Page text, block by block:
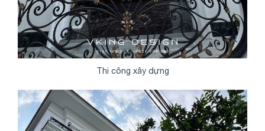
Thi công xây dựng